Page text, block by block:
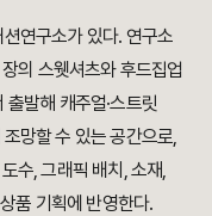
연구소가 있다. 연구소
의 스웻셔츠와 후드집업
발해 캐주얼·스트릿
망할 수 있는 공간으로,
수, 그래픽 배치, 소재,
품 기획에 반영한다.